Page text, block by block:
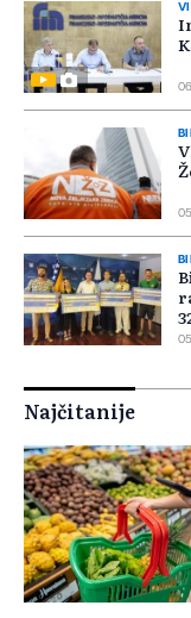
Najčitanije